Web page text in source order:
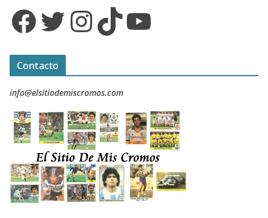
Facebook Twitter InstagramTikTok YouTube
Contacto
info@elsitiodemiscromos.com